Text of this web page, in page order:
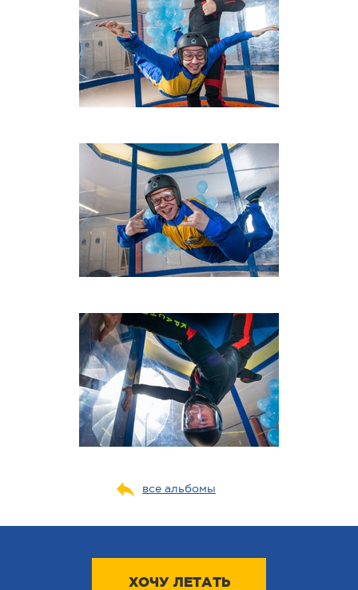
все альбомы
ХОЧУ ЛЕТАТЬ